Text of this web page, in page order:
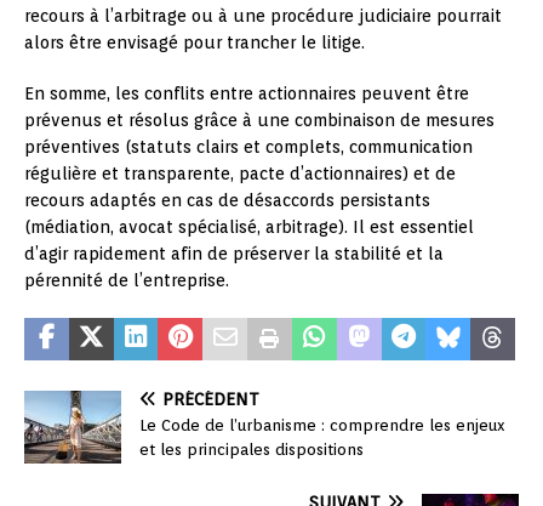
recours à l’arbitrage ou à une procédure judiciaire pourrait
alors être envisagé pour trancher le litige.
En somme, les conflits entre actionnaires peuvent être
prévenus et résolus grâce à une combinaison de mesures
préventives (statuts clairs et complets, communication
régulière et transparente, pacte d’actionnaires) et de
recours adaptés en cas de désaccords persistants
(médiation, avocat spécialisé, arbitrage). Il est essentiel
d’agir rapidement afin de préserver la stabilité et la
pérennité de l’entreprise.
PRÉCÉDENT
Le Code de l’urbanisme : comprendre les enjeux
et les principales dispositions
SUIVANT